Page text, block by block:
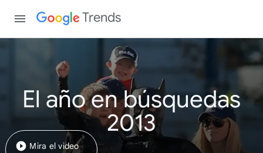
Trends
El año en búsquedas
2013
Mira el video